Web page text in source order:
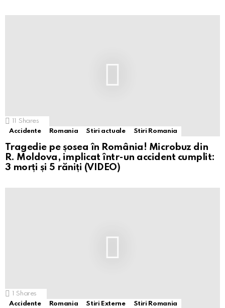
11 Shares
Accidente
Romania Stiri actuale Stiri Romania
Tragedie pe șosea în România! Microbuz din
R. Moldova, implicat într-un accident cumplit:
3 morți și 5 răniți (VIDEO)
1 Shares
Accidente
Romania Stiri Externe Stiri Romania